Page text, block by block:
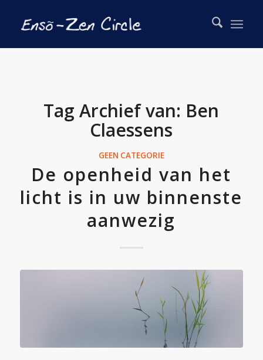
Tag Archief van: Ben
Claessens
GEEN CATEGORIE
De openheid van het
licht is in uw binnenste
aanwezig